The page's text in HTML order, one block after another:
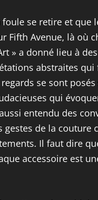
se retire et que
Fifth Avenue, là où
» a donné lieu à
abstraites
se sont
qui
entendu des
de la couture
Il faut dire
accessoire est